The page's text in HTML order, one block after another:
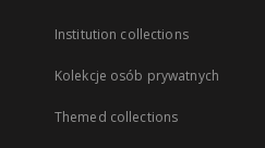
Institution collections
Kolekcje osób prywatnych
Themed collections